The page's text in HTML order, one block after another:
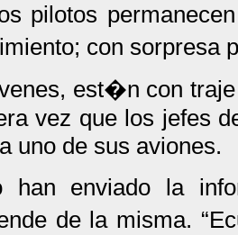
pilotos
con
est�n con
vez que los jefes
uno de sus aviones.
han enviado la
de la misma.